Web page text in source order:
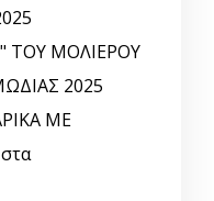
ΤΟΥ ΜΟΛΙΕΡΟΥ
2025
ΜΕ